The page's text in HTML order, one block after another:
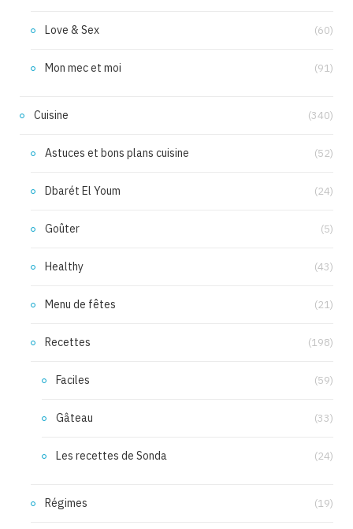
Love & Sex (60)
Mon mec et moi (91)
Cuisine (340)
Astuces et bons plans cuisine (52)
Dbarét El Youm (24)
Goûter (5)
Healthy (43)
Menu de fêtes (21)
Recettes (198)
Faciles (59)
Gâteau (33)
Les recettes de Sonda (24)
Régimes (19)